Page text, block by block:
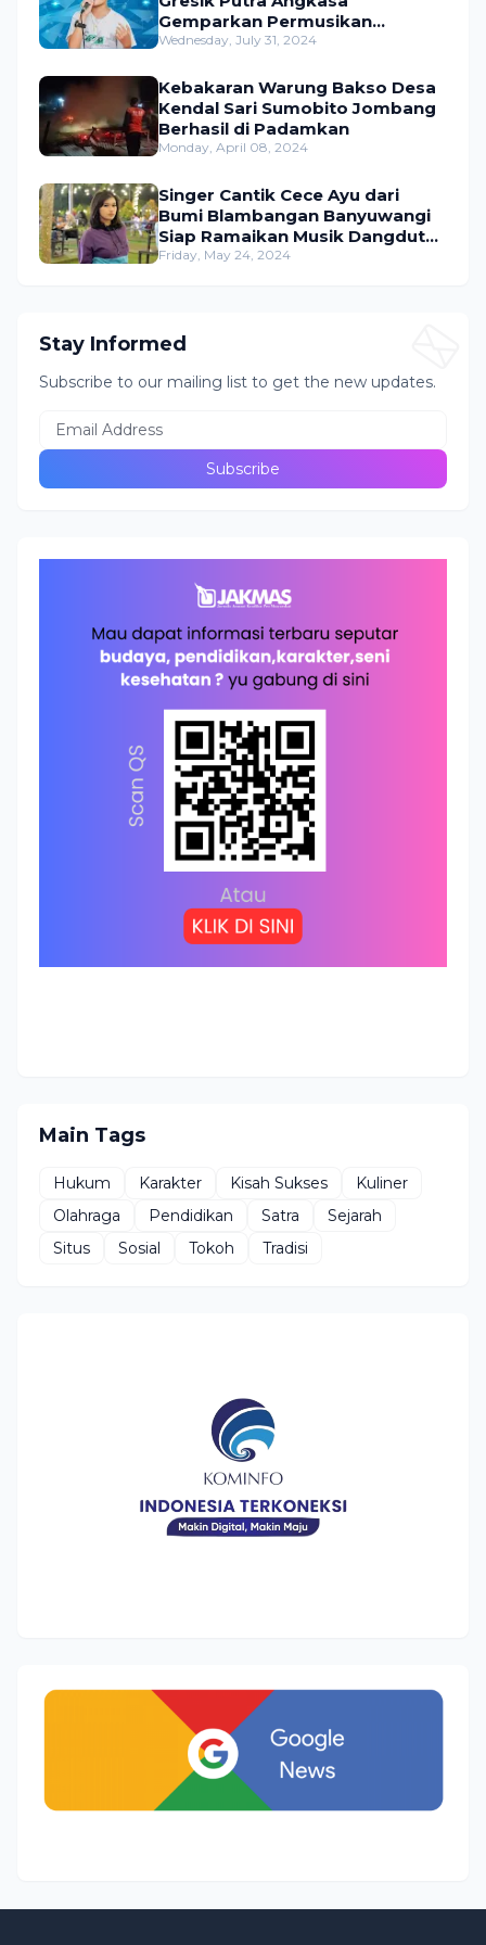
Gemparkan Permusikan
Dangdut Indonesia
Wednesday, July 31, 2024
Kebakaran Warung Bakso Desa
Kendal Sari Sumobito Jombang
Berhasil di Padamkan
Monday, April 08, 2024
Singer Cantik Cece Ayu dari
Bumi Blambangan Banyuwangi
Siap Ramaikan Musik Dangdut
Indonesia
Friday, May 24, 2024
Stay Informed
Subscribe to our mailing list to get the new updates.
Main Tags
Hukum Karakter Kisah Sukses
Kuliner
Olahraga
Pendidikan Satra
Sejarah
Situs
Sosial Tokoh Tradisi